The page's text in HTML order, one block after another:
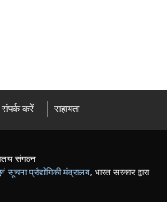
करें सहायता
संगठन
सूचना प्रौद्योगिकी मंत्रालय, भारत सरकार द्वारा